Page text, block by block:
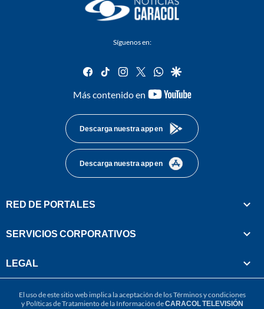
Síguenos en:
facebook
tiktok instagram
twitterwhatsapp
google
Más contenido en
youtube-
Descarga nuestra app en
Descarga nuestra app en
RED DE PORTALES
SERVICIOS CORPORATIVOS
LEGAL
El uso de este sitio web implica la aceptación de losTérminos y condiciones
y Políticas de Tratamiento de la Información deCARACOL TELEVISIÓN